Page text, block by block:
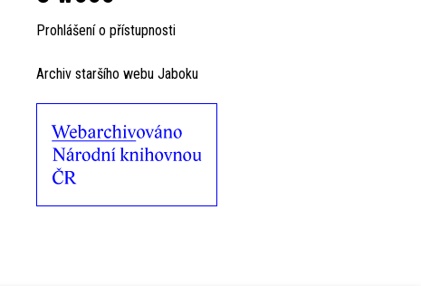
Prohlášení o přístupnosti
Archiv staršího webu Jaboku